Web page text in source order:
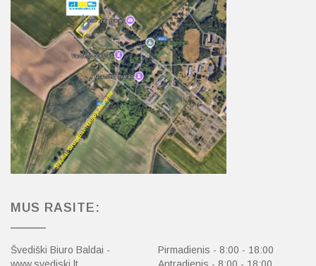
MUS RASITE:
Švediški Biuro Baldai -
Pirmadienis - 8:00 - 18:00